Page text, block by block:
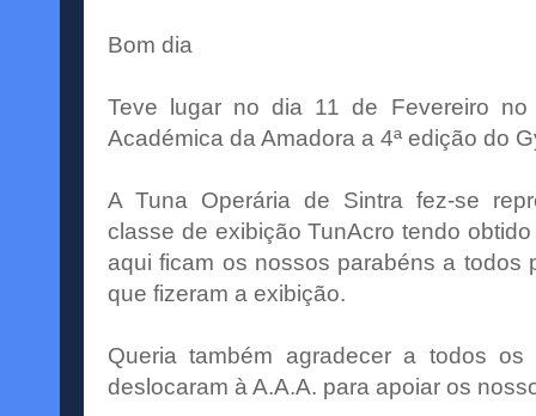
Bom dia
Teve lugar no dia 11 de Fevereiro
Académica da Amadora a 4ª edição do
A Tuna Operária de Sintra fez-se
classe de exibição TunAcro tendo
aqui ficam os nossos parabéns a todos
que fizeram a exibição.
Queria também agradecer a todos
deslocaram à A.A.A. para apoiar os